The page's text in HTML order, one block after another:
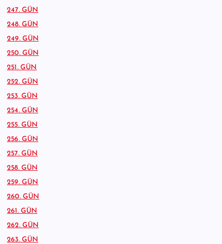
247. GÜN
248. GÜN
249. GÜN
250. GÜN
251. GÜN
252. GÜN
253. GÜN
254. GÜN
255. GÜN
256. GÜN
257. GÜN
258. GÜN
259. GÜN
260. GÜN
261. GÜN
262. GÜN
263. GÜN